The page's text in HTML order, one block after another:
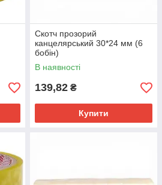
Скотч прозорий
канцелярський 30*24 мм (6
бобін)
В наявності
139,82 ₴
Купити